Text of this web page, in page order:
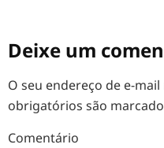
Deixe um
O seu endereço de e-
obrigatórios são
Comentário